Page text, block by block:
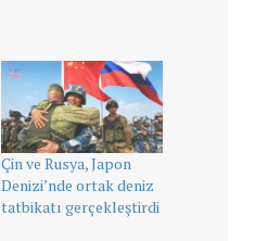
Çin ve Rusya, Japon
Denizi’nde ortak deniz
tatbikatı gerçekleştirdi